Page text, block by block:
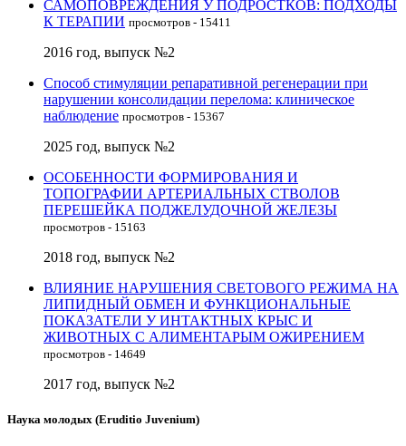
САМОПОВРЕЖДЕНИЯ У ПОДРОСТКОВ: ПОДХОДЫ
К ТЕРАПИИ просмотров - 15411
2016 год, выпуск №2
Способ стимуляции репаративной регенерации при
нарушении консолидации перелома: клиническое
наблюдение просмотров - 15367
2025 год, выпуск №2
ОСОБЕННОСТИ ФОРМИРОВАНИЯ И
ТОПОГРАФИИ АРТЕРИАЛЬНЫХ СТВОЛОВ
ПЕРЕШЕЙКА ПОДЖЕЛУДОЧНОЙ ЖЕЛЕЗЫ
просмотров - 15163
2018 год, выпуск №2
ВЛИЯНИЕ НАРУШЕНИЯ СВЕТОВОГО РЕЖИМА НА
ЛИПИДНЫЙ ОБМЕН И ФУНКЦИОНАЛЬНЫЕ
ПОКАЗАТЕЛИ У ИНТАКТНЫХ КРЫС И
ЖИВОТНЫХ С АЛИМЕНТАРЫМ ОЖИРЕНИЕМ
просмотров - 14649
2017 год, выпуск №2
Наука молодых (Eruditio Juvenium)